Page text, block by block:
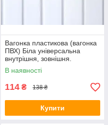
Вагонка пластикова (вагонка
ПВХ) Біла універсальна
внутрішня, зовнішня.
В наявності
114 ₴ 138 ₴
Купити